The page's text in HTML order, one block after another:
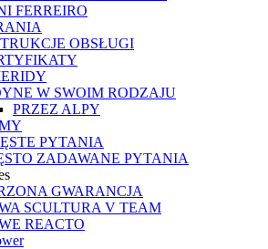
FERREIRO
OBSŁUGI
W SWOIM RODZAJU
PRZEZ ALPY
PYTANIA
ZADAWANE PYTANIA
GWARANCJA
SCULTURA V TEAM
REACTO